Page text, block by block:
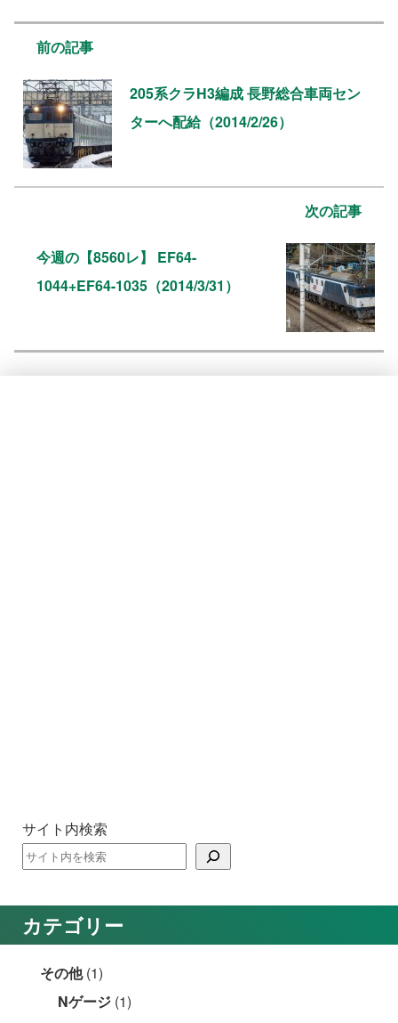
前の記事
205系クラH3編成 長野総合車両セン
ターへ配給（2014/2/26）
次の記事
今週の【8560レ】 EF64-
1044+EF64-1035（2014/3/31）
サイト内検索
カテゴリー
その他(1)
Nゲージ (1)